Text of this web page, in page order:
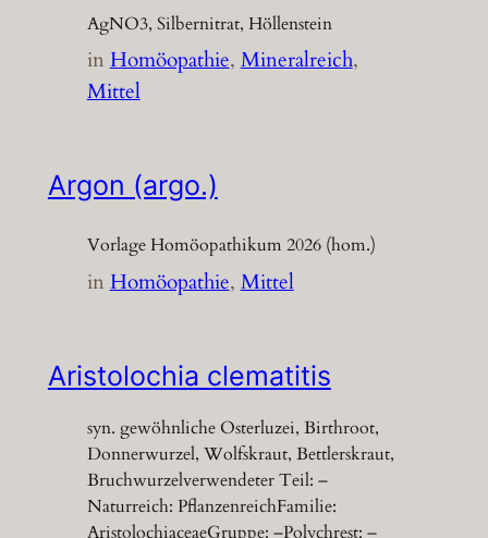
AgNO3, Silbernitrat, Höllenstein
inHomöopathie, Mineralreich
Mittel
Argon (argo.)
Vorlage Homöopathikum 2026 (hom.)
inHomöopathie, Mittel
Aristolochia clematitis
syn. gewöhnliche Osterluzei, Birthroot,
Donnerwurzel, Wolfskraut, Bettlerskraut,
Bruchwurzelverwendeter Teil: –
Naturreich: PflanzenreichFamilie:
AristolochiaceaeGruppe: –Polychrest: –